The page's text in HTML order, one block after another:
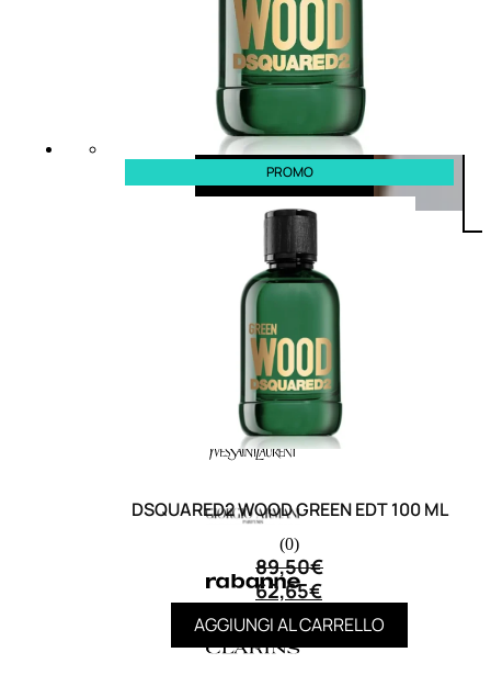
PROMO
DSQUARED2 WOOD GREEN EDT 100 ML
(0)
89,50€
62,65€
AGGIUNGI AL CARRELLO